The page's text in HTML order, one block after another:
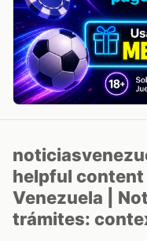
helpful
Venezuela |
trámites: